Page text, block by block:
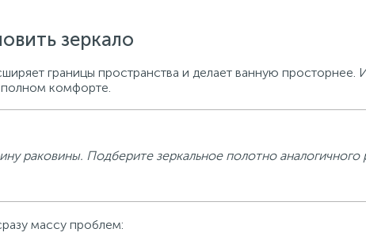
зеркало
границы пространства и делает ванную
комфорте.
раковины. Подберите зеркальное полотно
массу проблем: